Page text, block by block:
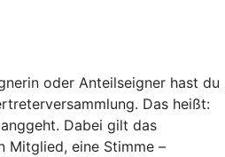
oder Anteilseigner hast du
Das heißt:
Dabei gilt das
Mitglied, eine Stimme –